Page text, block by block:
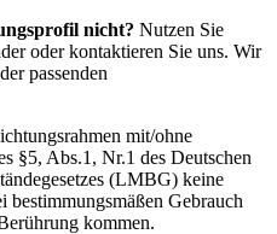
nicht? Nutzen Sie
oder kontaktieren Sie uns. Wir
passenden
mit/ohne
§5, Abs.1, Nr.1 des Deutschen
(LMBG) keine
bestimmungsmäßen Gebrauch
kommen.